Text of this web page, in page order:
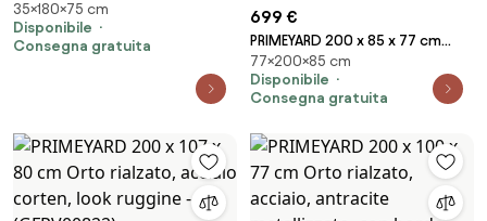
Orto rialzato, acciaio,
antracite - (GFPV00814)
35×180×75 cm
Disponibile
Consegna gratuita
699 €
PRIMEYARD 200 x 85 x 77 cm
Orto rialzato, acciaio corten,
look ruggine, con telaio freddo
di copertura - (GFPV00789)
77×200×85 cm
Disponibile
Consegna gratuita